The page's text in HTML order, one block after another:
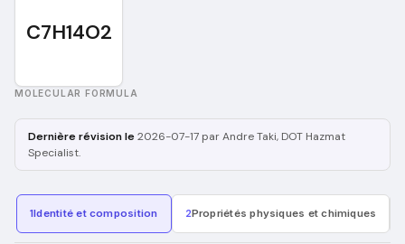
C7H14O2
MOLECULAR FORMULA
Dernière révision le2026-07-17 par Andre Taki, DOT Hazmat
Specialist.
1Identité et composition 2Propriétés physiques et chimiques